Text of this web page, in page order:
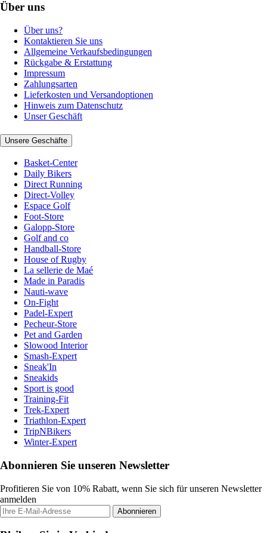
Über uns
Über uns?
Kontaktieren Sie uns
Allgemeine Verkaufsbedingungen
Rückgabe & Erstattung
Impressum
Zahlungsarten
Lieferkosten und Versandoptionen
Hinweis zum Datenschutz
Unser Geschäft
Unsere Geschäfte
Basket-Center
Daily Bikers
Direct Running
Direct-Volley
Espace Golf
Foot-Store
Galopp-Store
Golf and co
Handball-Store
House of Rugby
La sellerie de Maé
Made in Paradis
Nauti-wave
On-Fight
Padel-Expert
Pecheur-Store
Pet and Garden
Slowood Interior
Smash-Expert
Sneak'In
Sneakids
Sport is good
Training-Fit
Trek-Expert
Triathlon-Expert
TripNBikers
Winter-Expert
Abonnieren Sie unseren Newsletter
Profitieren Sie von 10% Rabatt, wenn Sie sich für unseren Newsletter
anmelden
Abonnieren